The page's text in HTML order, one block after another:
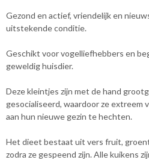
Gezond en actief, vriendelijk en
uitstekende conditie.
Geschikt voor vogelliefhebbers en
geweldig huisdier.
Deze kleintjes zijn met de hand
gesocialiseerd, waardoor ze extreem
aan hun nieuwe gezin te hechten.
Het dieet bestaat uit vers fruit,
zodra ze gespeend zijn. Alle kuikens